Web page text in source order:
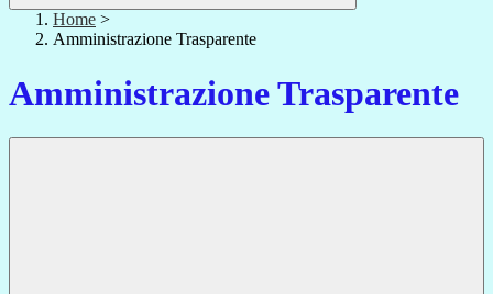
Home >
Amministrazione Trasparente
Amministrazione Trasparente